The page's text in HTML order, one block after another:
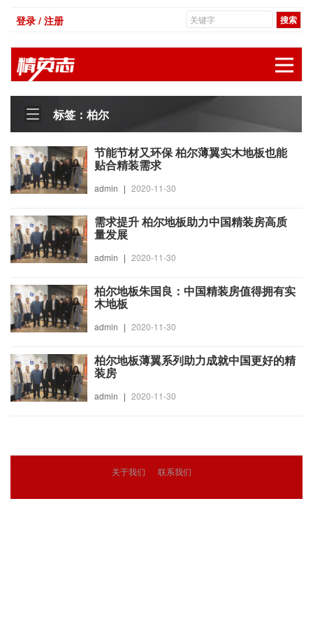
登录 / 注册
标签：柏尔
节能节材又环保 柏尔薄翼实木地板也能
贴合精装需求
admin | 2020-11-30
需求提升 柏尔地板助力中国精装房高质
量发展
admin | 2020-11-30
柏尔地板朱国良：中国精装房值得拥有实
木地板
admin | 2020-11-30
柏尔地板薄翼系列助力成就中国更好的精
装房
admin | 2020-11-30
关于我们 联系我们
© 2018